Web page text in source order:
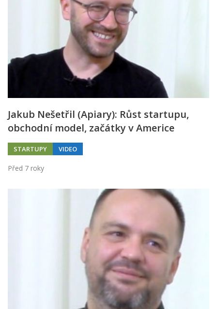
Jakub Nešetřil (Apiary): Růst startupu,
obchodní model, začátky v Americe
STARTUPY VIDEO
Před 7 roky